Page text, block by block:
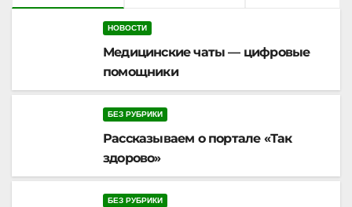
НОВОСТИ
Медицинские чаты — цифровые
помощники
БЕЗ РУБРИКИ
Рассказываем о портале «Так
здорово»
БЕЗ РУБРИКИ